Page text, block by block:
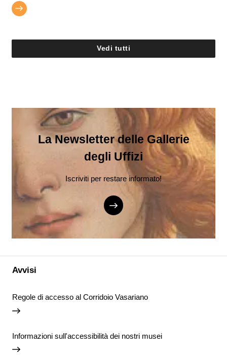
Vedi tutti
La Newsletter delle Gallerie
degli Uffizi
Iscriviti per restare informato!
Avvisi
Regole di accesso al Corridoio Vasariano
Informazioni sull'accessibilità dei nostri musei